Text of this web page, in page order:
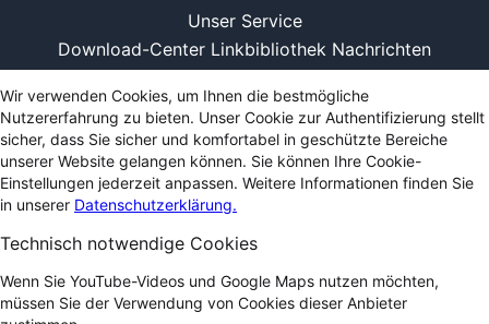
Unser Service
Download-Center Linkbibliothek Nachrichten
Wir verwenden Cookies, um Ihnen die bestmögliche
Nutzererfahrung zu bieten. Unser Cookie zur Authentifizierung stellt
sicher, dass Sie sicher und komfortabel in geschützte Bereiche
unserer Website gelangen können. Sie können Ihre Cookie-
Einstellungen jederzeit anpassen. Weitere Informationen finden Sie
in unserer Datenschutzerklärung.
Technisch notwendige Cookies
Wenn Sie YouTube-Videos und Google Maps nutzen möchten,
müssen Sie der Verwendung von Cookies dieser Anbieter